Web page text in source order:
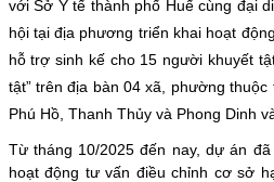
với Sở Y tế thành phố Huế cùng đại
hội tại địa phương triển khai hoạt
hỗ trợ sinh kế cho 15 người khuyết
tật” trên địa bàn 04 xã, phường thuộc
Phú Hồ, Thanh Thủy và Phong Dinh
Từ tháng 10/2025 đến nay, dự án
hoạt động tư vấn điều chỉnh cơ sở